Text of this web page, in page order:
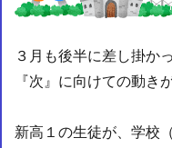
３月も後半に差し掛か
『次』に向けての動き
新高１の生徒が、学校